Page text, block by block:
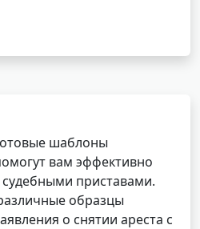
шаблоны
вам эффективно
приставами.
образцы
о снятии ареста с